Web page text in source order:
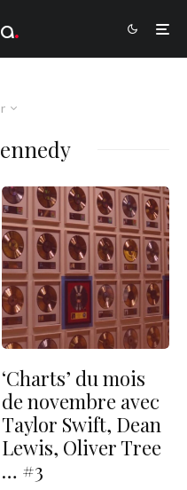
‘Charts’ du mois
de novembre avec
Taylor Swift, Dean
Lewis, Oliver Tree
… #3